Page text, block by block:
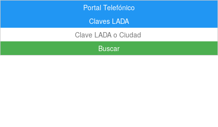
Portal Telefónico
Claves LADA
Buscar